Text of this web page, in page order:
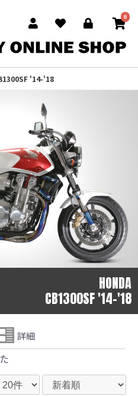
0
'14-'18
HONDA
CB1300SF '14-'18
詳細